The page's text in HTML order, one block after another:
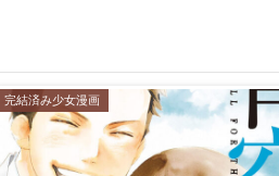
完結済み少女漫画